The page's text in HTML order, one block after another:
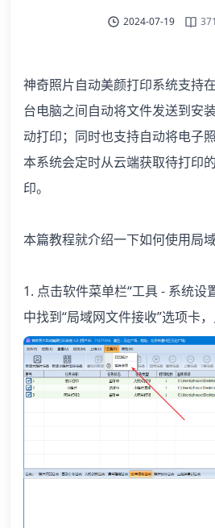
2024-07-19
神奇照片自动美颜打印系统支持
台电脑之间自动将文件发送到安
动打印；同时也支持自动将电子
本系统会定时从云端获取待打印
印。
本篇教程就介绍一下如何使用局
1. 点击软件菜单栏“工具 - 系统设
中找到“局域网文件接收”选项卡